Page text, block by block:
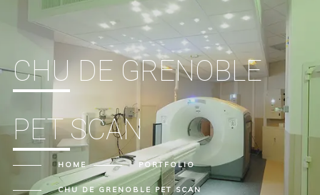
CHU DE GRENOBLE
PET SCAN
HOME PORTFOLIO
CHU DE GRENOBLE PET SCAN